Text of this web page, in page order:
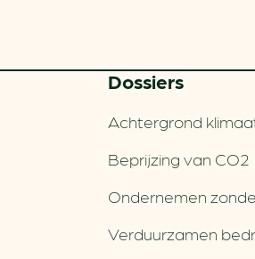
Dossiers
Achtergrond
Beprijzing van CO2
Ondernemen
Verduurzamen